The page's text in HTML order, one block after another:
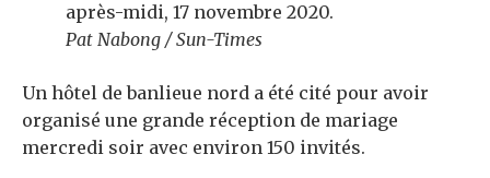
après-midi, 17 novembre 2020.
Pat Nabong / Sun-Times
Un hôtel de banlieue nord a été cité pour avoir
organisé une grande réception de mariage
mercredi soir avec environ 150 invités.